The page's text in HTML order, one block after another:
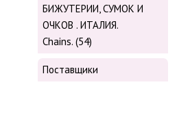
БИЖУТЕРИИ, СУМОК И
ОЧКОВ . ИТАЛИЯ.
Chains. (54)
Поставщики